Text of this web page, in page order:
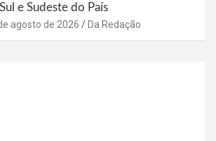
e Sudeste do País
agosto de 2026 Da Redação